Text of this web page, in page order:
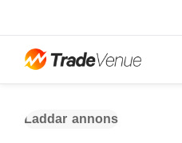
Laddar annons